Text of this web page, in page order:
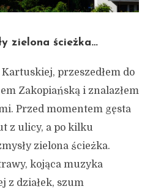
zielona ścieżka…
Kartuskiej, przeszedłem do
Zakopiańską i znalazłem
Przed momentem gęsta
z ulicy, a po kilku
zielona ścieżka.
kojąca muzyka
z działek, szum